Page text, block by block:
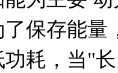
保存能量
耗，当"